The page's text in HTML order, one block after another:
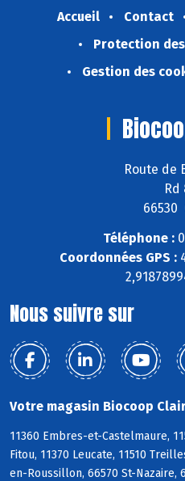
Accueil Contact
Protection
Gestion des
Route de
Rd
66530
Téléphone :
Coordonnées GPS :
Nous suivre sur
Votre magasin Biocoop
11360 Embres-et-Castelmaure,
Fitou, 11370 Leucate, 11510
en-Roussillon, 66570 St-Nazaire,